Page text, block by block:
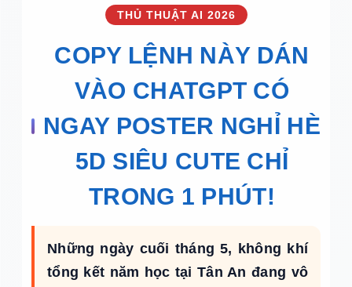
THỦ THUẬT AI 2026
COPY LỆNH NÀY DÁN
VÀO CHATGPT CÓ
NGAY POSTER NGHỈ HÈ
5D SIÊU CUTE CHỈ
TRONG 1 PHÚT!
Những ngày cuối tháng 5, không khí
tổng kết năm học tại Tân An đang vô